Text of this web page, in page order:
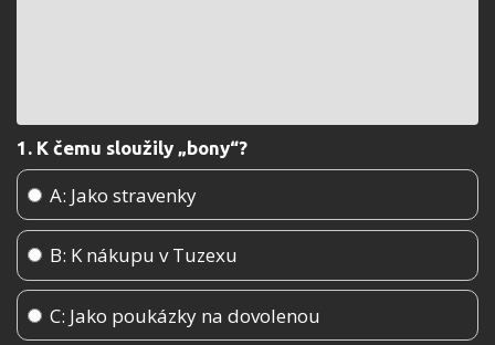
1. K čemu sloužily „bony“?
A: Jako stravenky
B: K nákupu v Tuzexu
C: Jako poukázky na dovolenou